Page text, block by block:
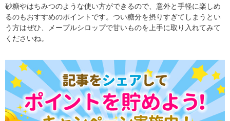
砂糖やはちみつのような使い方ができるので、意外と手軽に楽しめ
るのもおすすめのポイントです。つい糖分を摂りすぎてしまうとい
う方はぜひ、メープルシロップで甘いものを上手に取り入れてみて
くださいね。